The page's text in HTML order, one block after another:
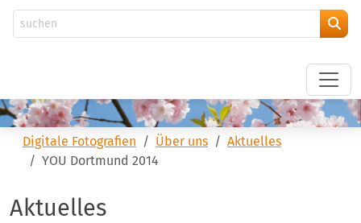
Digitale Fotografien Über uns
Aktuelles
YOU Dortmund 2014
Aktuelles